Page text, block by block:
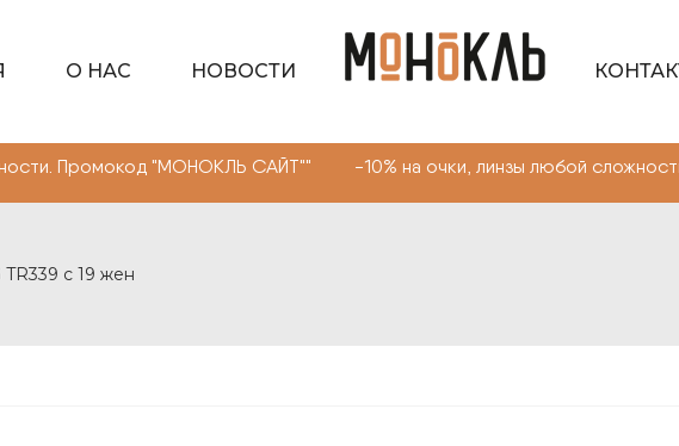
О НАС НОВОСТИ
САЙТ"" -10% на очки, линзы любой сложности.
с 19 жен